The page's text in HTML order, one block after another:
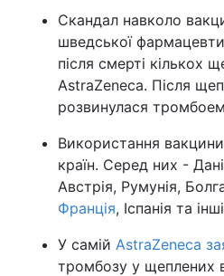
Скандал навколо
шведської
після смерті кількох
AstraZeneca. Після
розвинулася
Використання
країн. Серед них -
Австрія, Румунія,
Франція, Іспанія та
У самій AstraZeneca
тромбозу у щеплених